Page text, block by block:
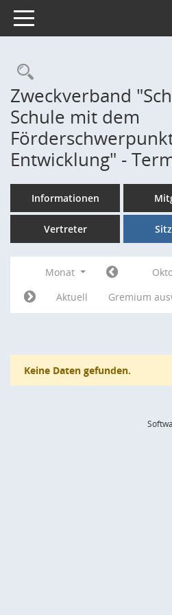
Toggle navigation
Rechercheauswahl
Zweckverband
Schule mit dem
Entwicklung" -
Informationen
Vertreter
Monat
Aktuell
Gremium
Keine Daten gefunden.